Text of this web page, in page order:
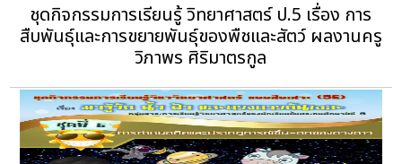
ชุดกิจกรรมการเรียนรู้ วิทยาศาสตร์ ป.5 เรื่อง การ
สืบพันธุ์และการขยายพันธุ์ของพืชและสัตว์ ผลงานครู
วิภาพร ศิริมาตรกูล